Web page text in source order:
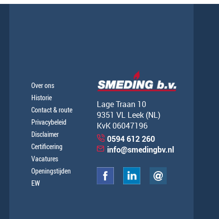
Over ons
Historie
Contact & route
Privacybeleid
Disclaimer
Certificering
Vacatures
Openingstijden
EW
Lage Traan 10
9351 VL Leek (NL)
KvK 06047196
0594 612 260
info@smedingbv.nl